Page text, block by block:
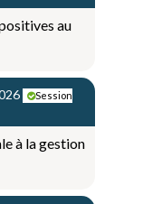
au
Session
à la gestion